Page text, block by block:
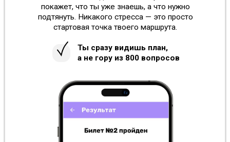
Тестирование
по билетам
Реальные билеты ГИБДД. Цветовая
повторить, красный — разобрать. Система
возвращает тебя к ошибкам — пока не
запомнишь.
что реально нужно